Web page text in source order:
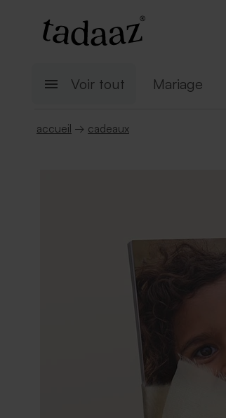
Voir tout Mariage
accueil → cadeaux